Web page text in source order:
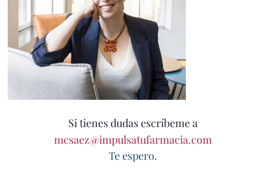
Si tienes dudas escríbeme a
mcsaez@impulsatufarmacia.com
Te espero.